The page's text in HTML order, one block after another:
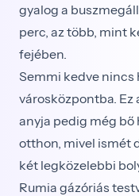
gyalog a
perc, az több, mint
fejében.
Semmi kedve nincs
városközpontba. Ez
anyja pedig még
otthon, mivel ismét
két legközelebbi
Rumia gázóriás